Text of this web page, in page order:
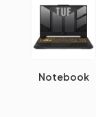
Notebook